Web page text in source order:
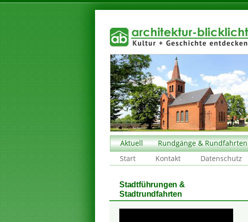
Aktuell Rundgänge & Rundfahrten
Start
Kontakt Datenschutz
Stadtführungen &
Stadtrundfahrten